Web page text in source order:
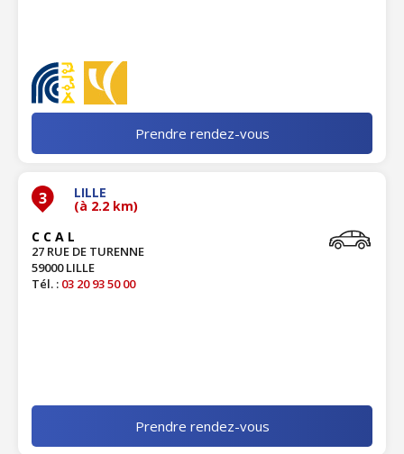
Prendre rendez-vous
3 LILLE
(à 2.2 km)
C C A L
27 RUE DE TURENNE
59000 LILLE
Tél. : 03 20 93 50 00
Prendre rendez-vous